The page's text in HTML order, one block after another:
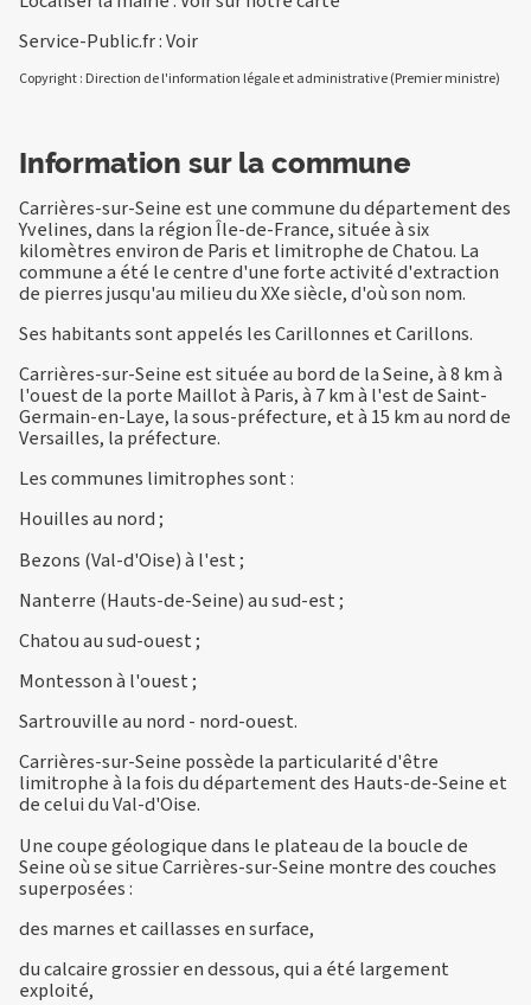
Service-Public.fr :Voir
Copyright : Direction de l'information légale et administrative (Premier ministre)
Information sur la commune
Carrières-sur-Seine est une commune du département des
Yvelines, dans la région Île-de-France, située à six
kilomètres environ de Paris et limitrophe de Chatou. La
commune a été le centre d'une forte activité d'extraction
de pierres jusqu'au milieu du XXe siècle, d'où son nom.
Ses habitants sont appelés les Carillonnes et Carillons.
Carrières-sur-Seine est située au bord de la Seine, à 8 km à
l'ouest de la porte Maillot à Paris, à 7 km à l'est de Saint-
Germain-en-Laye, la sous-préfecture, et à 15 km au nord de
Versailles, la préfecture.
Les communes limitrophes sont :
Houilles au nord ;
Bezons (Val-d'Oise) à l'est ;
Nanterre (Hauts-de-Seine) au sud-est ;
Chatou au sud-ouest ;
Montesson à l'ouest ;
Sartrouville au nord - nord-ouest.
Carrières-sur-Seine possède la particularité d'être
limitrophe à la fois du département des Hauts-de-Seine et
de celui du Val-d'Oise.
Une coupe géologique dans le plateau de la boucle de
Seine où se situe Carrières-sur-Seine montre des couches
superposées :
des marnes et caillasses en surface,
du calcaire grossier en dessous, qui a été largement
exploité,